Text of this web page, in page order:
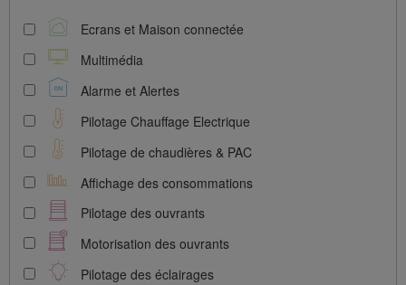
Ecrans et Maison connectée
Multimédia
Alarme et Alertes
Pilotage Chauffage Electrique
Pilotage de chaudières & PAC
Affichage des consommations
Pilotage des ouvrants
Motorisation des ouvrants
Pilotage des éclairages